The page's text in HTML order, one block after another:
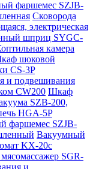
фаршемес SZJB-
Сковорода
электрическая
шприц SYGC-
камера
шоковой
CS-3P
и подвешивания
CW200 Шкаф
SZB-200,
HGA-5P
фаршемес SZJB-
Вакуумный
KX-20c
SGR-
и